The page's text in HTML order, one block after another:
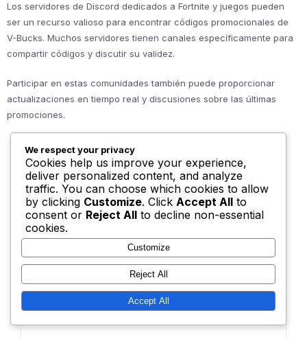
Los servidores de Discord dedicados a Fortnite y juegos pueden
ser un recurso valioso para encontrar códigos promocionales de
V-Bucks. Muchos servidores tienen canales específicamente para
compartir códigos y discutir su validez.
Participar en estas comunidades también puede proporcionar
actualizaciones en tiempo real y discusiones sobre las últimas
promociones.
Leave a Reply
Your email address will not be published. Required fields are
We respect your privacy
Cookies help us improve your experience,
deliver personalized content, and analyze
traffic. You can choose which cookies to allow
by clicking Customize. Click Accept All to
consent or Reject All to decline non-essential
cookies.
Customize
Reject All
Accept All